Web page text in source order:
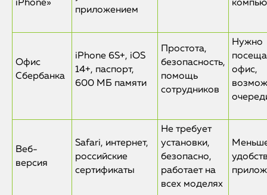
iMac
Mac Mini
О нас
Статьи
iPhone»
приложением
Офис
Сбербанка
iPhone 6S+, iOS
14+, паспорт,
600 МБ памяти
Простота,
безопасность,
помощь
сотрудников
Нужно
офис,
Веб-
версия
Safari, интернет,
российские
сертификаты
Не требует
установки,
безопасно,
работает на
всех моделях